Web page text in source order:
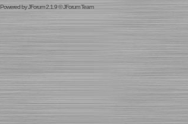
Powered byJForum 2.1.9©JForum Team